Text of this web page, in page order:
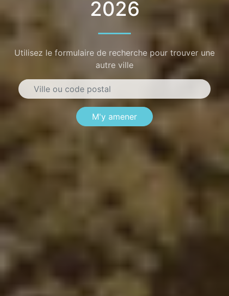
2026
Utilisez le formulaire de recherche pour trouver une
autre ville
M'y amener